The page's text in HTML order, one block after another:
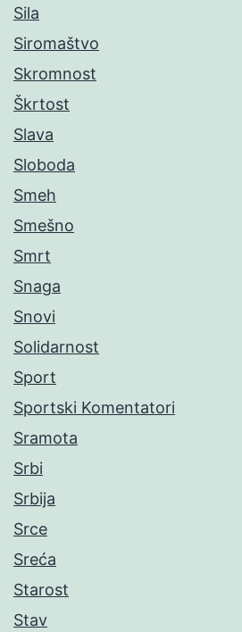
Sila
Siromaštvo
Skromnost
Škrtost
Slava
Sloboda
Smeh
Smešno
Smrt
Snaga
Snovi
Solidarnost
Sport
Sportski Komentatori
Sramota
Srbi
Srbija
Srce
Sreća
Starost
Stav